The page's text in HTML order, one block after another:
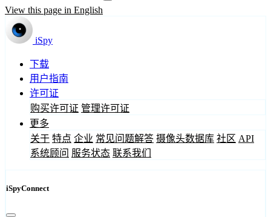
View this page in English
iSpy
下载
用户指南
许可证
购买许可证 管理许可证
更多
关于 特点 企业 常见问题解答 摄像头数据库 社区 API
系统顾问 服务状态 联系我们
iSpyConnect